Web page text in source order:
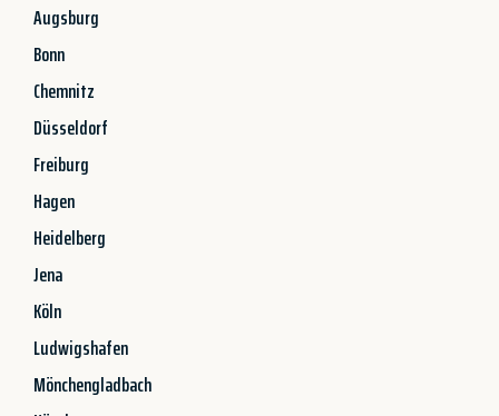
Augsburg
Bonn
Chemnitz
Düsseldorf
Freiburg
Hagen
Heidelberg
Jena
Köln
Ludwigshafen
Mönchengladbach